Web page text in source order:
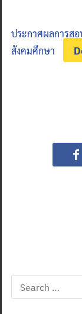
ประกาศผลการส
สังคมศึกษา
Search
for: